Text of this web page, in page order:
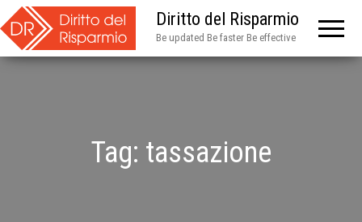
Diritto del Risparmio
Be updated Be faster Be effective
Tag: tassazione